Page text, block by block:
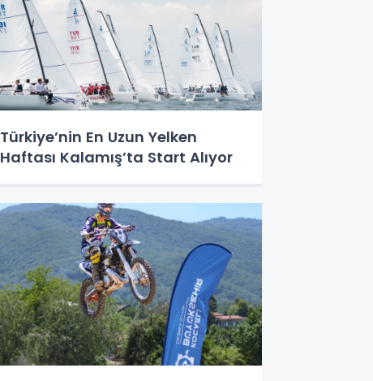
Türkiye’nin En Uzun Yelken
Haftası Kalamış’ta Start Alıyor